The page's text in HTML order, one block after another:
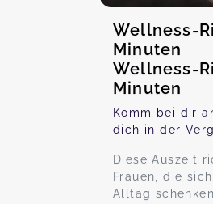
Wellness-
Minuten
Wellness-
Minuten
Komm bei dir
dich in der
Diese Auszeit
Frauen, die
Alltag